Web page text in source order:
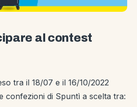
al contest
tra il 18/07 e il 16/10/2022
confezioni di Spuntì a scelta tra: